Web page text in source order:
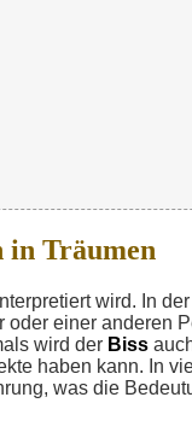
in Träumen
wird. In
oder einer anderen
wird der Biss
haben kann. In
was die